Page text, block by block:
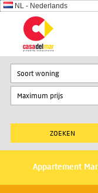
NL - Nederlands
Soort woning
Appartement